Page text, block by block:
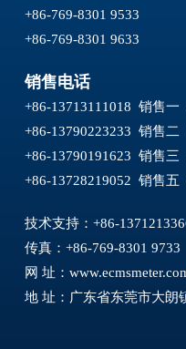
+86-769-8301 9533
+86-769-8301 9633
销售电话
+86-13713111018 销售一
+86-13790223233 销售二
+86-13790191623 销售三
+86-13728219052 销售五
技术支持：+86-
传真：+86-769-8301 9733
网 址：
地 址：广东省东莞市大朗